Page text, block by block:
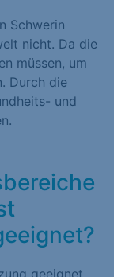
Schwerin
nicht. Da die
müssen, um
Durch die
und
geeignet,